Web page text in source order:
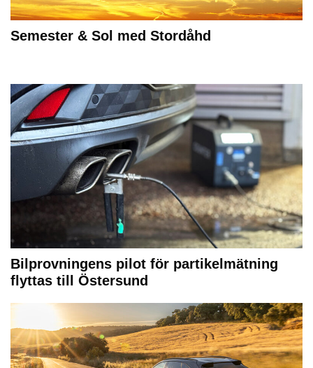
Semester & Sol med Stordåhd
Bilprovningens pilot för partikelmätning
flyttas till Östersund